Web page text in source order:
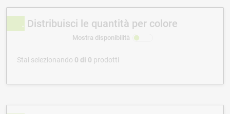
Distribuisci le quantità per colore
Mostra disponibilità
Stai selezionando 0 di 0 prodotti